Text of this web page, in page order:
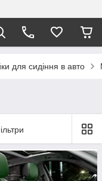
для сидіння в авто